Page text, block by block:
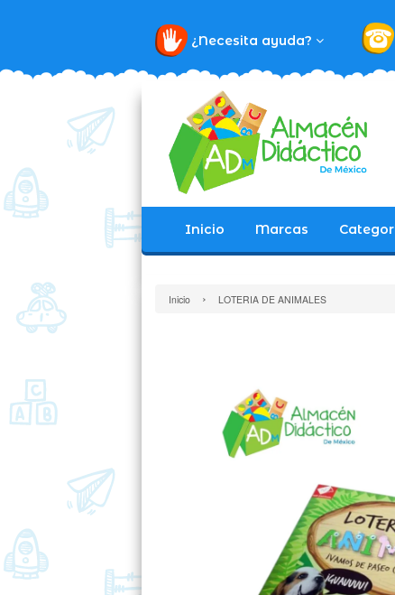
¿Necesita ayuda?
Inicio Marcas
Inicio › LOTERIA DE ANIMALES